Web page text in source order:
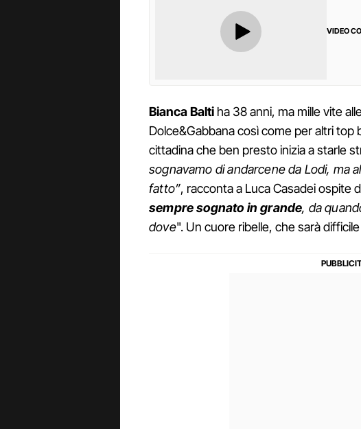
VIDEO
Bianca Balti ha 38 anni, ma mille vite
Dolce&Gabbana così come per altri top
cittadina che ben presto inizia a starle
sognavamo di andarcene da Lodi, ma
fatto”, racconta a Luca Casadei ospite
sempre sognato in grande, da
dove". Un cuore ribelle, che sarà